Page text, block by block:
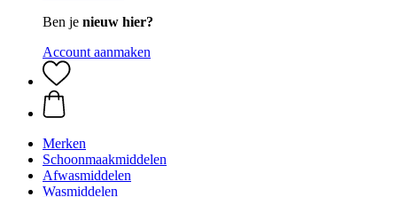
Ben je nieuw hier?
Account aanmaken
Merken
Schoonmaakmiddelen
Afwasmiddelen
Wasmiddelen